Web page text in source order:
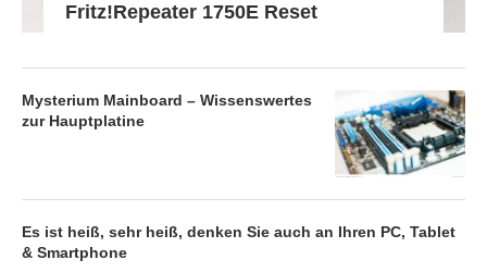
Fritz!Repeater 1750E Reset
Mysterium Mainboard – Wissenswertes
zur Hauptplatine
Es ist heiß, sehr heiß, denken Sie auch an Ihren PC, Tablet
& Smartphone